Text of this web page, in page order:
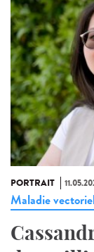
PORTRAIT
Maladie